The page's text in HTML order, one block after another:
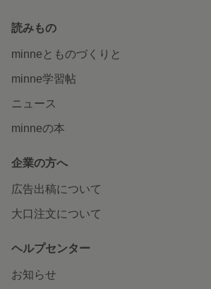
読みもの
minneとものづくりと
minne学習帖
ニュース
minneの本
企業の方へ
広告出稿について
大口注文について
ヘルプセンター
お知らせ